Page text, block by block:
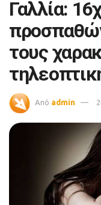
Γαλλία:
τους
Από admin